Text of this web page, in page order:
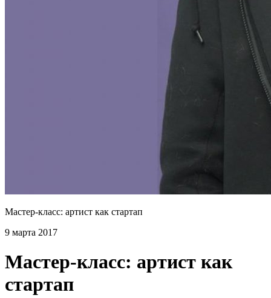
Мастер-класс: артист как стартап
9 марта 2017
Мастер-класс: артист как
стартап